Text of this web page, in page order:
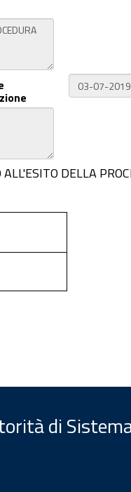
DELLA
di